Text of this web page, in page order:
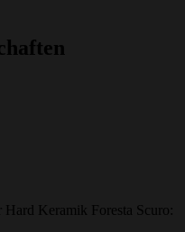
Hard Keramik Foresta Scuro: